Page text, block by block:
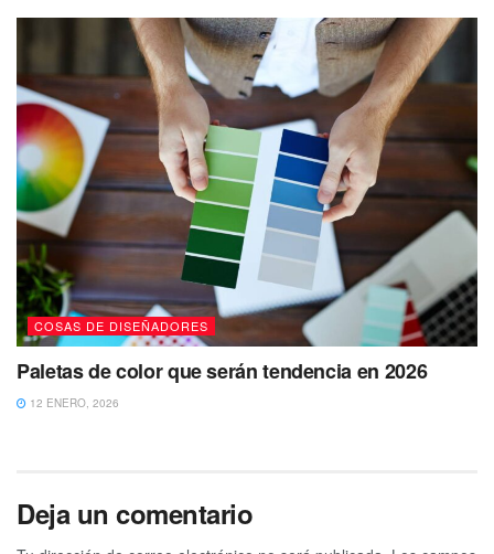
COSAS DE DISEÑADORES
Paletas de color que serán tendencia en 2026
12 ENERO, 2026
Deja un comentario